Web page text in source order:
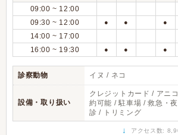
09:00 ~ 12:00
09:30 ~ 12:00 ● ● ●
14:00 ~ 17:00
16:00 ~ 19:30 ● ● ●
診察動物 イヌ / ネコ
設備・取り扱い
クレジットカード / アニ
約可能 / 駐車場 / 救急・
診 / トリミング
↓ アクセス数: